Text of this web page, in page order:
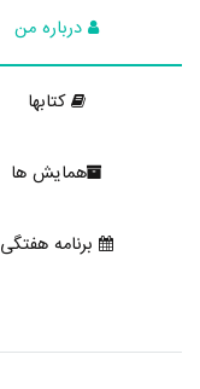
درباره من
کتابها
همایش ها
برنامه هفتگی